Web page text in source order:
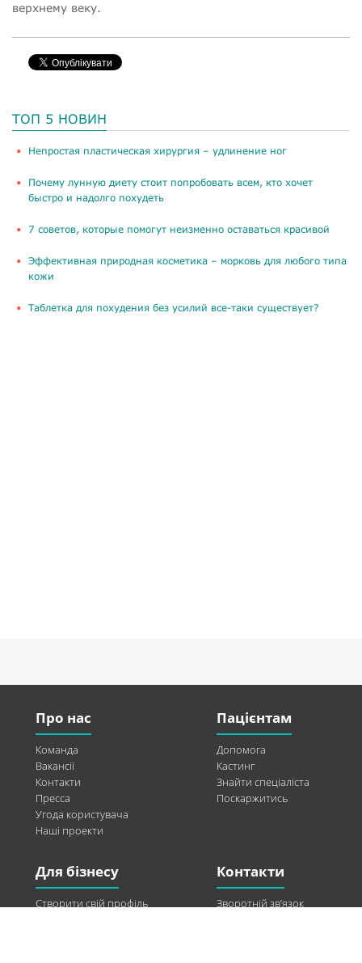
верхнему веку.
ТОП 5 НОВИН
​Непростая пластическая хирургия – удлинение ног
Почему лунную диету стоит попробовать всем, кто хочет
быстро и надолго похудеть
​7 советов, которые помогут неизменно оставаться красивой
​Эффективная природная косметика – морковь для любого типа
кожи
Таблетка для похудения без усилий все-таки существует?
Про нас
Команда
Вакансії
Контакти
Пресса
Угода користувача
Наші проекти
Пацієнтам
Допомога
Кастинг
Знайти спеціаліста
Поскаржитись
Для бізнесу
Створити свій профіль
Контакти
Зворотній зв’язок